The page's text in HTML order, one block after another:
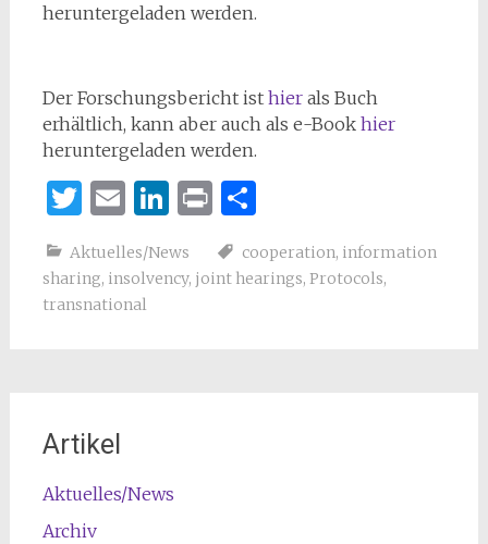
heruntergeladen werden.
Der Forschungsbericht ist hierals Buch
erhältlich, kann aber auch als e-Book hier
heruntergeladen werden.
Twitter
Email
LinkedIn
PrintTeilen
Aktuelles/News cooperation, information
sharing, insolvency, joint hearings, Protocols,
transnational
Artikel
Aktuelles/News
Archiv